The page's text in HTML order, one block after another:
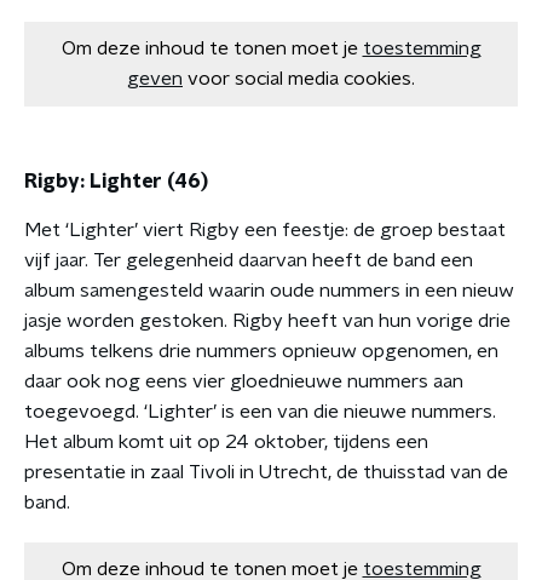
Om deze inhoud te tonen moet je toestemming
geven voor social media cookies.
Rigby: Lighter (46)
Met ‘Lighter’ viert Rigby een feestje: de groep bestaat
vijf jaar. Ter gelegenheid daarvan heeft de band een
album samengesteld waarin oude nummers in een nieuw
jasje worden gestoken. Rigby heeft van hun vorige drie
albums telkens drie nummers opnieuw opgenomen, en
daar ook nog eens vier gloednieuwe nummers aan
toegevoegd. ‘Lighter’ is een van die nieuwe nummers.
Het album komt uit op 24 oktober, tijdens een
presentatie in zaal Tivoli in Utrecht, de thuisstad van de
band.
Om deze inhoud te tonen moet je toestemming